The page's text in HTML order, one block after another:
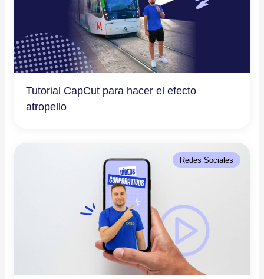
Tutorial CapCut para hacer el efecto
atropello
Redes Sociales